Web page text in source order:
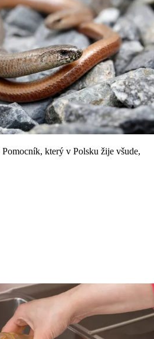
který v Polsku žije všude,